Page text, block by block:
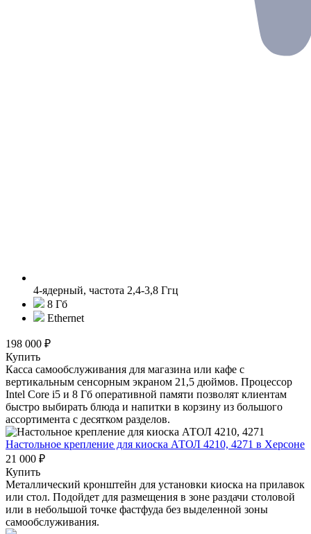
4-ядерный, частота 2,4-3,8 Ггц
8 Гб
Ethernet
198 000 ₽
Купить
Касса самообслуживания для магазина или кафе с
вертикальным сенсорным экраном 21,5 дюймов. Процессор
Intel Core i5 и 8 Гб оперативной памяти позволят клиентам
быстро выбирать блюда и напитки в корзину из большого
ассортимента с десятком разделов.
Настольное крепление для киоска АТОЛ 4210, 4271 в Херсоне
21 000 ₽
Купить
Металлический кронштейн для установки киоска на прилавок
или стол. Подойдет для размещения в зоне раздачи столовой
или в небольшой точке фастфуда без выделенной зоны
самообслуживания.